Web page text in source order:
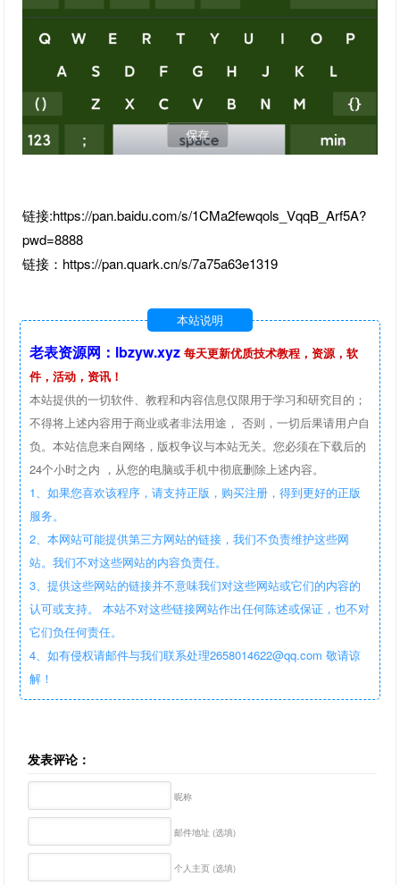
链接:https://pan.baidu.com/s/1CMa2fewqols_VqqB_Arf5A?
pwd=8888
链接：https://pan.quark.cn/s/7a75a63e1319
本站说明
老表资源网：lbzyw.xyz 每天更新优质技术教程，资源，软
件，活动，资讯！
本站提供的一切软件、教程和内容信息仅限用于学习和研究目的；
不得将上述内容用于商业或者非法用途， 否则，一切后果请用户自
负。本站信息来自网络，版权争议与本站无关。您必须在下载后的
24个小时之内 ，从您的电脑或手机中彻底删除上述内容。
1、如果您喜欢该程序，请支持正版，购买注册，得到更好的正版
服务。
2、本网站可能提供第三方网站的链接，我们不负责维护这些网
站。我们不对这些网站的内容负责任。
3、提供这些网站的链接并不意味我们对这些网站或它们的内容的
认可或支持。 本站不对这些链接网站作出任何陈述或保证，也不对
它们负任何责任。
4、如有侵权请邮件与我们联系处理2658014622@qq.com 敬请谅
解！
发表评论：
昵称
邮件地址 (选填)
个人主页 (选填)